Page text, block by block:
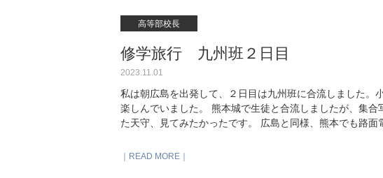
高等部校長
修学旅行 九州班２日目
2023.11.01
私は朝広島を出発して、２日目は九州班に合流しました。
楽しんでいました。 熊本城で生徒と合流しましたが、集
た天守、見てみたかったです。 広島と同様、熊本でも路
size="medium" ids="35271,35280,35283"] スポーツカイト
READ MORE